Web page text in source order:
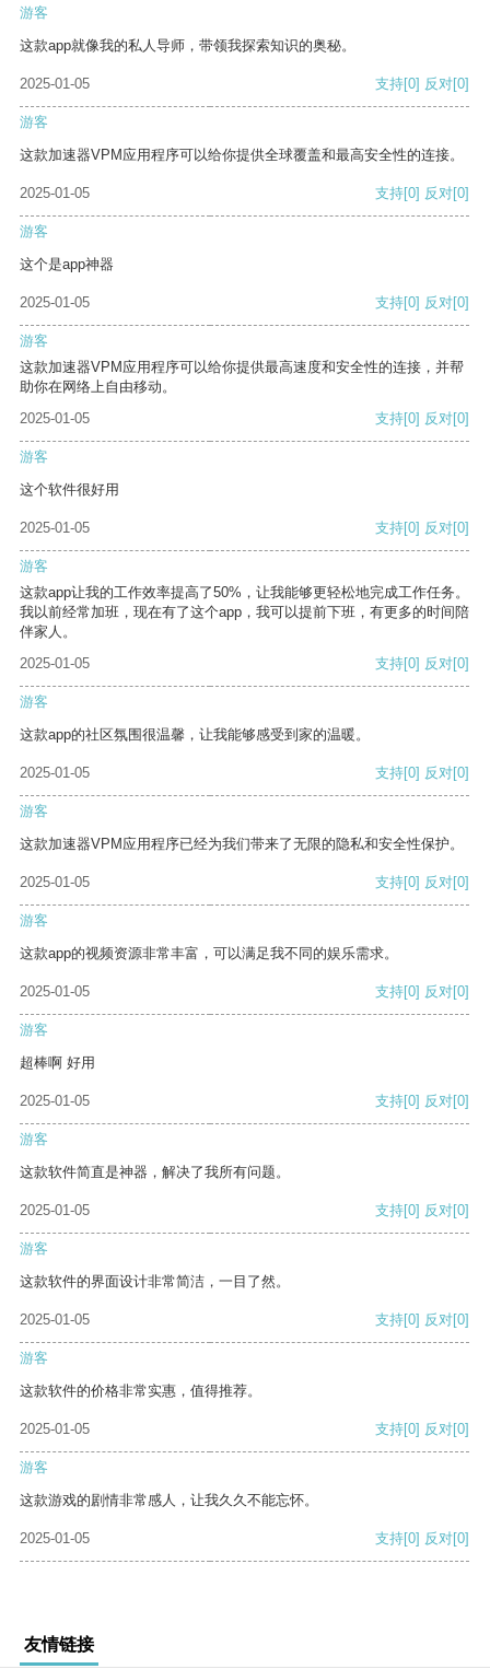
游客
这款app就像我的私人导师，带领我探索知识的奥秘。
2025-01-05 支持[0] 反对[0]
游客
这款加速器VPM应用程序可以给你提供全球覆盖和最高安全性的连接。
2025-01-05 支持[0] 反对[0]
游客
这个是app神器
2025-01-05 支持[0] 反对[0]
游客
这款加速器VPM应用程序可以给你提供最高速度和安全性的连接，并帮
助你在网络上自由移动。
2025-01-05
支持[0] 反对[0]
游客
这个软件很好用
2025-01-05 支持[0] 反对[0]
游客
这款app让我的工作效率提高了50%，让我能够更轻松地完成工作任务。
我以前经常加班，现在有了这个app，我可以提前下班，有更多的时间陪
伴家人。
2025-01-05
支持[0] 反对[0]
游客
这款app的社区氛围很温馨，让我能够感受到家的温暖。
2025-01-05 支持[0] 反对[0]
游客
这款加速器VPM应用程序已经为我们带来了无限的隐私和安全性保护。
2025-01-05 支持[0] 反对[0]
游客
这款app的视频资源非常丰富，可以满足我不同的娱乐需求。
2025-01-05 支持[0] 反对[0]
游客
超棒啊 好用
2025-01-05 支持[0] 反对[0]
游客
这款软件简直是神器，解决了我所有问题。
2025-01-05 支持[0] 反对[0]
游客
这款软件的界面设计非常简洁，一目了然。
2025-01-05 支持[0] 反对[0]
游客
这款软件的价格非常实惠，值得推荐。
2025-01-05 支持[0] 反对[0]
游客
这款游戏的剧情非常感人，让我久久不能忘怀。
2025-01-05 支持[0] 反对[0]
友情链接